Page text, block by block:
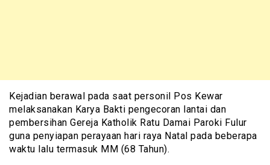
Kejadian berawal pada saat personil Pos Kewar
melaksanakan Karya Bakti pengecoran lantai dan
pembersihan Gereja Katholik Ratu Damai Paroki Fulur
guna penyiapan perayaan hari raya Natal pada beberapa
waktu lalu termasuk MM (68 Tahun).